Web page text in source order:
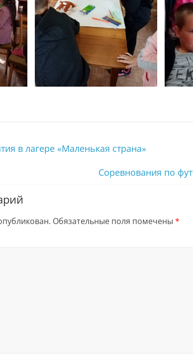
в лагере «Маленькая страна»
Соревнования по
Обязательные поля помечены *